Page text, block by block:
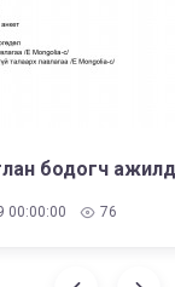
бодогч
00:00:00 76